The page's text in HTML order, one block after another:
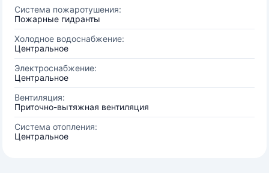
Система пожаротушения:
Пожарные гидранты
Холодное водоснабжение:
Центральное
Электроснабжение:
Центральное
Вентиляция:
Приточно-вытяжная вентиляция
Система отопления:
Центральное